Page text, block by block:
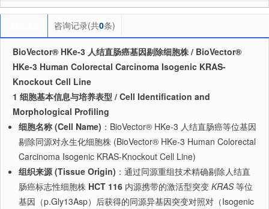
咨询记录(共0条)
BioVector® HKe-3 人结直肠癌基因剔除细胞株 / BioVector®
HKe-3 Human Colorectal Carcinoma Isogenic KRAS-
Knockout Cell Line
1 细胞基本信息与培养表型 / Cell Identification and
Morphological Profiling
细胞名称 (Cell Name) ：BioVector® HKe-3 人结直肠癌等位基因
剔除同源对永生化细胞株 (BioVector® HKe-3 Human Colorectal
Carcinoma Isogenic KRAS-Knockout Cell Line)
组织来源 (Tissue Origin) ：通过同源重组技术精确剔除人结直
肠癌标志性细胞株 HCT 116 内源携带的激活型突变 KRAS等位
基因（p.Gly13Asp）后获得的同源异基因突变对照对（Isogenic